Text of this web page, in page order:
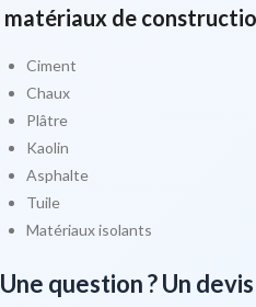
matériaux de
Ciment
Chaux
Plâtre
Kaolin
Asphalte
Tuile
Matériaux isolants
Une question ? Un